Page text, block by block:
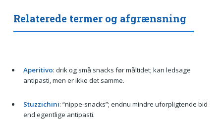
Relaterede termer og afgrænsning
Aperitivo: drik og små snacks før måltidet; kan ledsage
antipasti, men er ikke det samme.
Stuzzichini: “nippe-snacks”; endnu mindre uforpligtende bid
end egentlige antipasti.